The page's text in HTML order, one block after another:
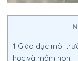
1 Giáo dục môi
học và mầm non